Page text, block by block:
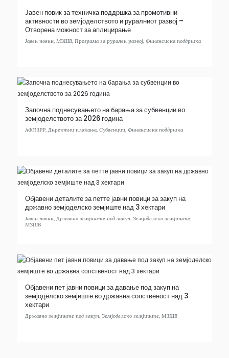
Јавен повик за техничка поддршка за промотивни
активности во земјоделството и руралниот развој –
Отворена можност за аплицирање
Јавен повик, МЗШВ, Програма за рурален развој, Финансиска поддршка
Започна поднесувањето на барања за субвенции во
земјоделството за 2026 година
АФПЗРР, Директни плаќања, Субвенции, Финансиска поддршка
Објавени деталите за петте јавни повици за закуп на
државно земјоделско земјиште над 3 хектари
Јавен повик, Државно земјиште под закуп, Земјоделско земјиште,
МЗШВ
Објавени пет јавни повици за давање под закуп на
земјоделско земјиште во државна сопственост над 3
хектари
Државно земјиште под закуп, Земјоделско земјиште, МЗШВ